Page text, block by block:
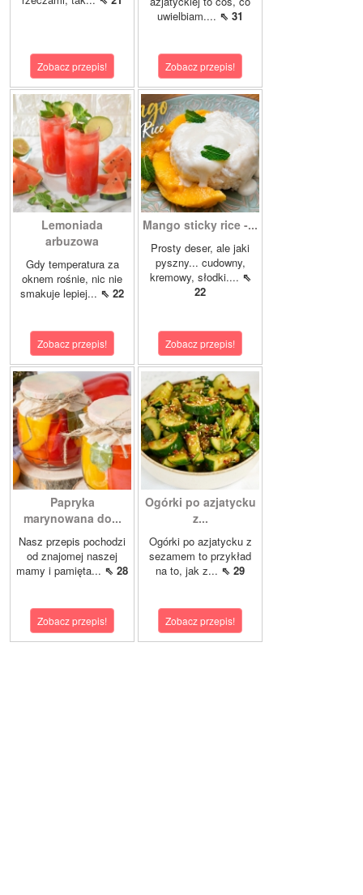
Zobacz przepis!
uwielbiam.... ⇖ 31
Zobacz przepis!
Lemoniada
arbuzowa
Gdy temperatura za
oknem rośnie, nic nie
smakuje lepiej... ⇖ 22
Zobacz przepis!
Mango sticky rice -...
Prosty deser, ale jaki
pyszny... cudowny,
kremowy, słodki.... ⇖
22
Zobacz przepis!
Papryka
marynowana do...
Nasz przepis pochodzi
od znajomej naszej
mamy i pamięta... ⇖ 28
Zobacz przepis!
Ogórki po azjatycku
z...
Ogórki po azjatycku z
sezamem to przykład
na to, jak z... ⇖ 29
Zobacz przepis!